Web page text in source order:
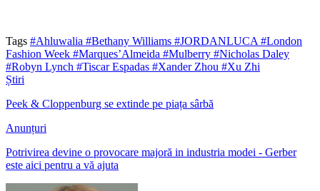
Tags #Ahluwalia #Bethany Williams #JORDANLUCA #London
Fashion Week #Marques’Almeida #Mulberry #Nicholas Daley
#Robyn Lynch #Tiscar Espadas #Xander Zhou #Xu Zhi
Știri
Peek & Cloppenburg se extinde pe piața sârbă
Anunțuri
Potrivirea devine o provocare majoră in industria modei - Gerber
este aici pentru a vă ajuta